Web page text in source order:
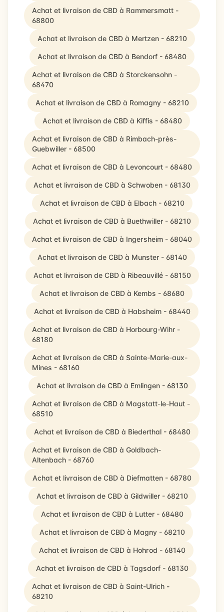
Achat et livraison de CBD à Rammersmatt -
68800
Achat et livraison de CBD à Mertzen - 68210
Achat et livraison de CBD à Bendorf - 68480
Achat et livraison de CBD à Storckensohn -
68470
Achat et livraison de CBD à Romagny - 68210
Achat et livraison de CBD à Kiffis - 68480
Achat et livraison de CBD à Rimbach-près-
Guebwiller - 68500
Achat et livraison de CBD à Levoncourt - 68480
Achat et livraison de CBD à Schwoben - 68130
Achat et livraison de CBD à Elbach - 68210
Achat et livraison de CBD à Buethwiller - 68210
Achat et livraison de CBD à Ingersheim - 68040
Achat et livraison de CBD à Munster - 68140
Achat et livraison de CBD à Ribeauvillé - 68150
Achat et livraison de CBD à Kembs - 68680
Achat et livraison de CBD à Habsheim - 68440
Achat et livraison de CBD à Horbourg-Wihr -
68180
Achat et livraison de CBD à Sainte-Marie-aux-
Mines - 68160
Achat et livraison de CBD à Emlingen - 68130
Achat et livraison de CBD à Magstatt-le-Haut -
68510
Achat et livraison de CBD à Biederthal - 68480
Achat et livraison de CBD à Goldbach-
Altenbach - 68760
Achat et livraison de CBD à Diefmatten - 68780
Achat et livraison de CBD à Gildwiller - 68210
Achat et livraison de CBD à Lutter - 68480
Achat et livraison de CBD à Magny - 68210
Achat et livraison de CBD à Hohrod - 68140
Achat et livraison de CBD à Tagsdorf - 68130
Achat et livraison de CBD à Saint-Ulrich -
68210